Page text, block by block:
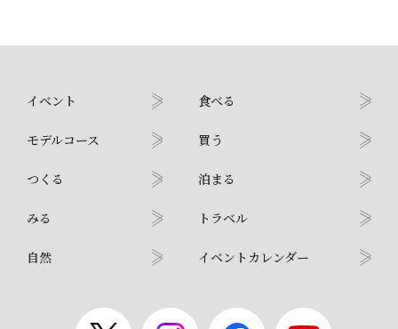
イベント
モデルコース
つくる
みる
自然
食べる
買う
泊まる
トラベル
イベントカレンダー